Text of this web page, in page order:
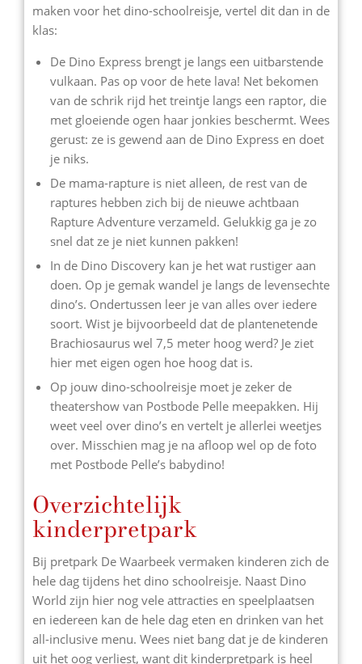
maken voor het dino-schoolreisje, vertel dit dan in de
klas:
De Dino Express brengt je langs een uitbarstende
vulkaan. Pas op voor de hete lava! Net bekomen
van de schrik rijd het treintje langs een raptor, die
met gloeiende ogen haar jonkies beschermt. Wees
gerust: ze is gewend aan de Dino Express en doet
je niks.
De mama-rapture is niet alleen, de rest van de
raptures hebben zich bij de nieuwe achtbaan
Rapture Adventure verzameld. Gelukkig ga je zo
snel dat ze je niet kunnen pakken!
In de Dino Discovery kan je het wat rustiger aan
doen. Op je gemak wandel je langs de levensechte
dino’s. Ondertussen leer je van alles over iedere
soort. Wist je bijvoorbeeld dat de plantenetende
Brachiosaurus wel 7,5 meter hoog werd? Je ziet
hier met eigen ogen hoe hoog dat is.
Op jouw dino-schoolreisje moet je zeker de
theatershow van Postbode Pelle meepakken. Hij
weet veel over dino’s en vertelt je allerlei weetjes
over. Misschien mag je na afloop wel op de foto
met Postbode Pelle’s babydino!
Overzichtelijk
kinderpretpark
Bij pretpark De Waarbeek vermaken kinderen zich de
hele dag tijdens het dino schoolreisje. Naast Dino
World zijn hier nog vele attracties en speelplaatsen
en iedereen kan de hele dag eten en drinken van het
all-inclusive menu. Wees niet bang dat je de kinderen
uit het oog verliest, want dit kinderpretpark is heel